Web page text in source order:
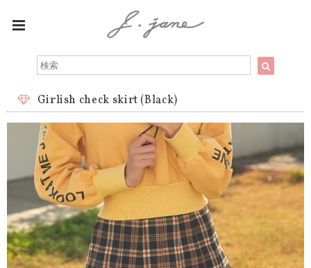
Girlish check skirt (Black)